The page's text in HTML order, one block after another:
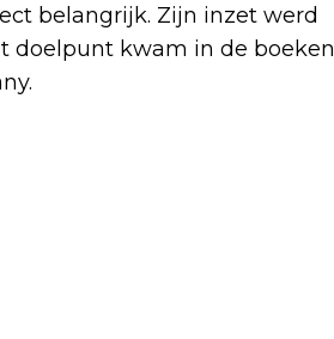
belangrijk. Zijn inzet werd
doelpunt kwam in de boeken